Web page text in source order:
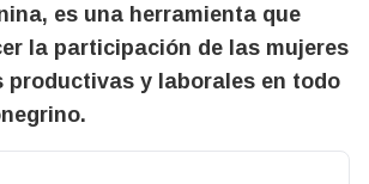
es una herramienta que
la participación de las mujeres
productivas y laborales en todo